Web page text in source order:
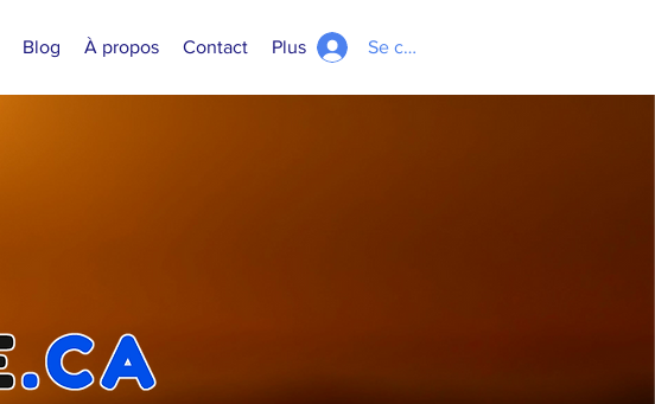
Blog À propos Contact Plus Se connecter